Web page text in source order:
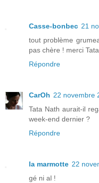
Casse-bonbec 21
tout problème
pas chère ! merci
Répondre
CarOh 22 novembre
Tata Nath aurait-il
week-end dernier ?
Répondre
la marmotte 22
gé ni al !